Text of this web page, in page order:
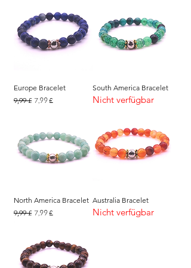
Europe Bracelet
Standardpreis
9,99 £ Sale-Preis
7,99 £
South America Bracelet
Nicht verfügbar
North America Bracelet
Standardpreis
9,99 £ Sale-Preis
7,99 £
Australia Bracelet
Nicht verfügbar